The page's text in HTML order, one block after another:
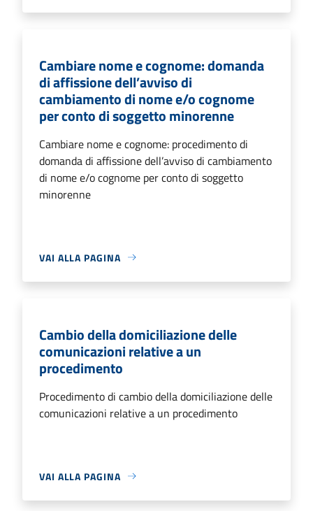
Cambiare nome e cognome: domanda
di affissione dell’avviso di
cambiamento di nome e/o cognome
per conto di soggetto minorenne
Cambiare nome e cognome: procedimento di
domanda di affissione dell’avviso di cambiamento
di nome e/o cognome per conto di soggetto
minorenne
VAI ALLA PAGINA
Cambio della domiciliazione delle
comunicazioni relative a un
procedimento
Procedimento di cambio della domiciliazione delle
comunicazioni relative a un procedimento
VAI ALLA PAGINA